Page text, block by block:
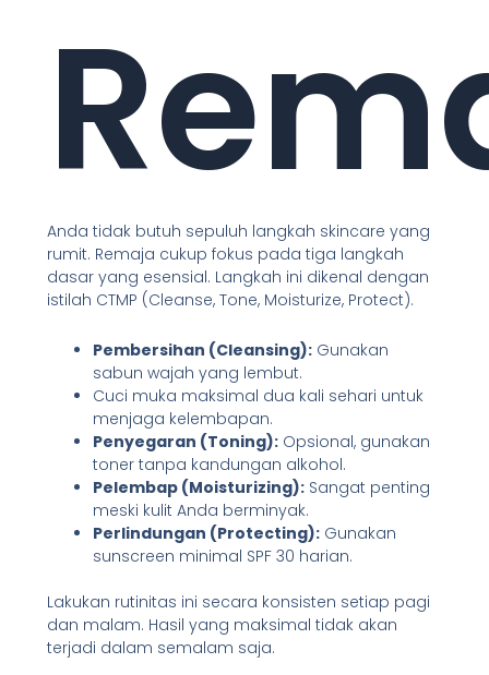
Anda tidak butuh sepuluh langkah skincare yang
rumit. Remaja cukup fokus pada tiga langkah
dasar yang esensial. Langkah ini dikenal dengan
istilah CTMP (Cleanse, Tone, Moisturize, Protect).
Pembersihan (Cleansing):Gunakan
sabun wajah yang lembut.
Cuci muka maksimal dua kali sehari untuk
menjaga kelembapan.
Penyegaran (Toning):Opsional, gunakan
toner tanpa kandungan alkohol.
Pelembap (Moisturizing):Sangat penting
meski kulit Anda berminyak.
Perlindungan (Protecting):Gunakan
sunscreen minimal SPF 30 harian.
Lakukan rutinitas ini secara konsisten setiap pagi
dan malam. Hasil yang maksimal tidak akan
terjadi dalam semalam saja.